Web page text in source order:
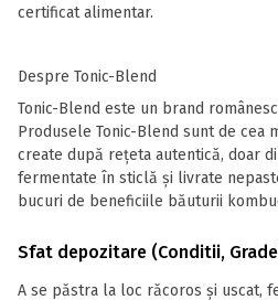
certificat alimentar.
Despre Tonic-Blend
Tonic-Blend este un brand
Produsele Tonic-Blend sunt de cea
create după rețeta autentică, doar
fermentate în sticlă și livrate
bucuri de beneficiile băuturii
Sfat depozitare (Conditii,
A se păstra la loc răcoros și uscat,